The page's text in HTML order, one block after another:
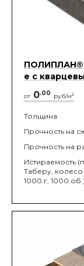
ПОЛИПЛАН®
е с
от 0.00 руб/м2
Толщина
Прочность на
Прочность на
Истираемость
Таберу, колесо
1000 г, 1000 об.)